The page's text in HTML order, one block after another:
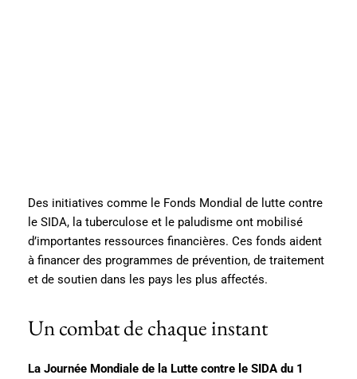
Des initiatives comme le Fonds Mondial de lutte contre
le SIDA, la tuberculose et le paludisme ont mobilisé
d’importantes ressources financières. Ces fonds aident
à financer des programmes de prévention, de traitement
et de soutien dans les pays les plus affectés.
Un combat de chaque instant
La Journée Mondiale de la Lutte contre le SIDA du 1